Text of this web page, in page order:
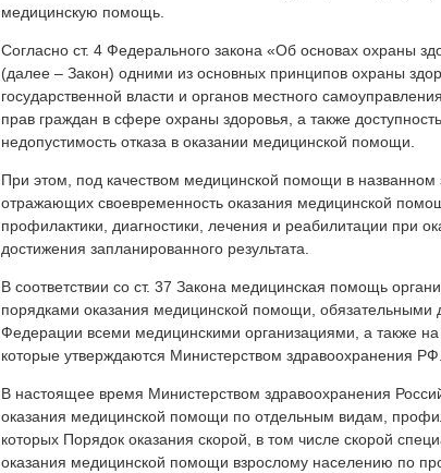
медицинскую помощь.
Согласно ст. 4 Федерального закона «Об основах охраны
(далее – Закон) одними из основных принципов охраны
государственной власти и органов местного
прав граждан в сфере охраны здоровья, а также
недопустимость отказа в оказании медицинской помощи.
При этом, под качеством медицинской помощи в названном
отражающих своевременность оказания медицинской
профилактики, диагностики, лечения и реабилитации при
достижения запланированного результата.
В соответствии со ст. 37 Закона медицинская помощь
порядками оказания медицинской помощи, обязательными
Федерации всеми медицинскими организациями, а также
которые утверждаются Министерством здравоохранения РФ.
В настоящее время Министерством здравоохранения
оказания медицинской помощи по отдельным видам,
которых Порядок оказания скорой, в том числе скорой
оказания медицинской помощи взрослому населению по